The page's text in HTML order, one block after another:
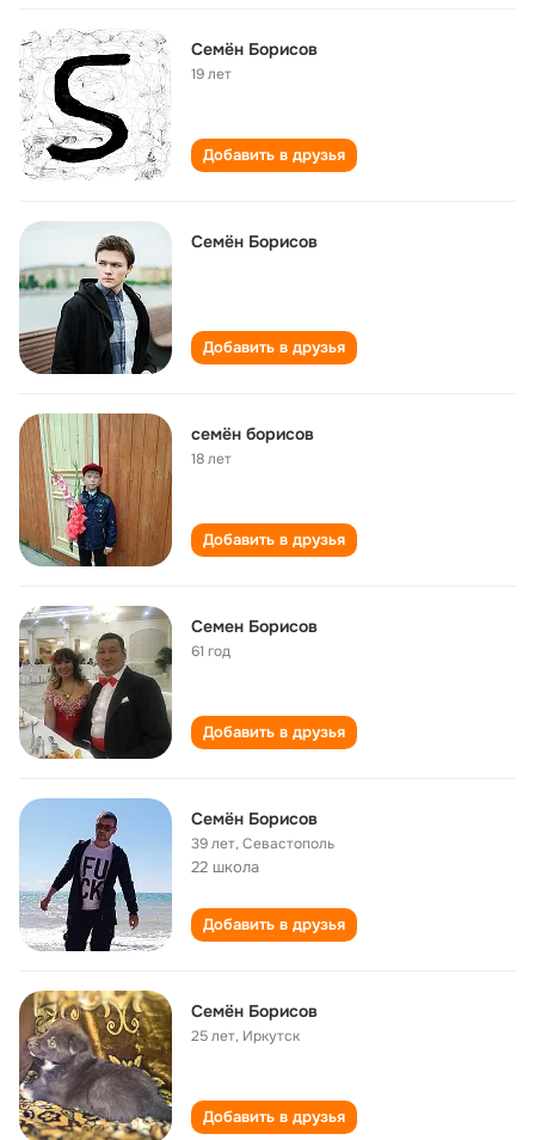
Семён Борисов
19 лет
Добавить в друзья
Семён Борисов
Добавить в друзья
семён борисов
18 лет
Добавить в друзья
Семен Борисов
61 год
Добавить в друзья
Семён Борисов
39 лет,Севастополь
22 школа
Добавить в друзья
Семён Борисов
25 лет, Иркутск
Добавить в друзья